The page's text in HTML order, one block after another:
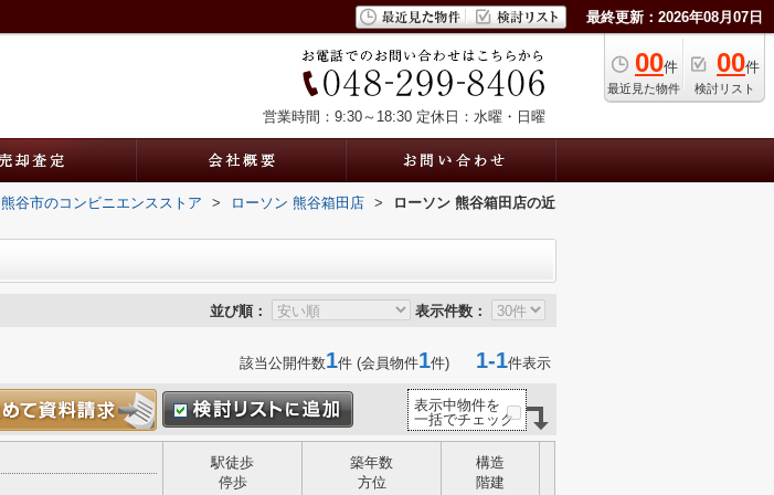
最終更新：2026年08月07日
00件
最近見た物件
00件
検討リスト
営業時間：9:30～18:30 定休日：水曜・日曜
熊谷市のコンビニエンスストア > ローソン 熊谷箱田店 >
ローソン 熊谷箱田店の近
並び順： 表示件数：
該当公開件数1件 (会員物件1件) 1-1件表示
表示中物件を
一括でチェック
駅徒歩
停歩
築年数
方位
構造
階建